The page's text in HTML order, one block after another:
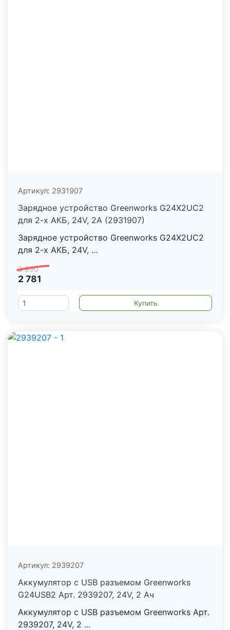
Артикул: 2931907
Зарядное устройство Greenworks G24X2UC2
для 2-х АКБ, 24V, 2А (2931907)
Зарядное устройство Greenworks G24X2UC2
для 2-х АКБ, 24V, ...
2 990
2 781
Артикул: 2939207
Аккумулятор с USB разъемом Greenworks
G24USB2 Арт. 2939207, 24V, 2 Ач
Аккумулятор с USB разъемом Greenworks Арт.
2939207, 24V, 2 ...